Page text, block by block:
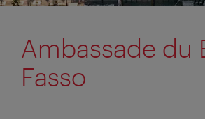
Ambassade du
Fasso